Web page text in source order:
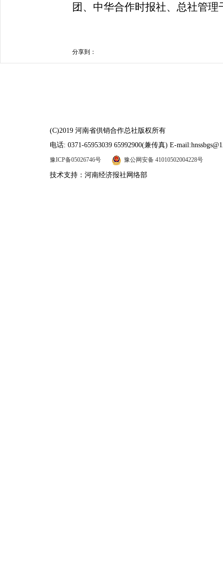
团、中华合作时报社、总社管
分享到：
(C)2019 河南省供销合作总社版权所有
电话: 0371-65953039 65992900(兼传真) E-
豫ICP备05026746号 豫公网安备 41010502004228号
技术支持：河南经济报社网络部